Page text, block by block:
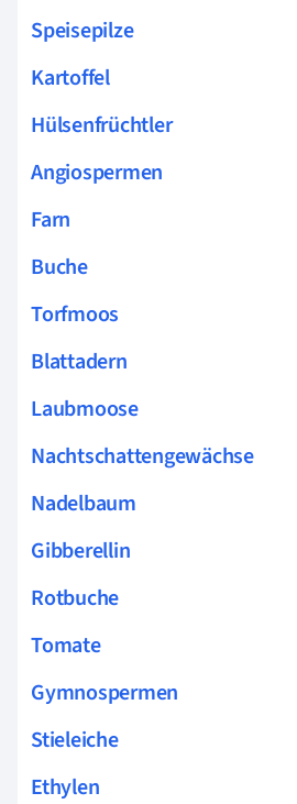
Speisepilze
Kartoffel
Hülsenfrüchtler
Angiospermen
Farn
Buche
Torfmoos
Blattadern
Laubmoose
Nachtschattengewächse
Nadelbaum
Gibberellin
Rotbuche
Tomate
Gymnospermen
Stieleiche
Ethylen